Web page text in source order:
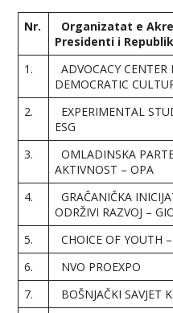
Nr.
Organizatat e
Presidenti i
1.
ADVOCACY CENTER
DEMOCRATIC
2.
EXPERIMENTAL
ESG
3.
OMLADINSKA
AKTIVNOST – OPA
4.
GRAČANIČKA
ODRŽIVI RAZVOJ –
5. CHOICE OF YOUTH
6.
NVO PROEXPO
7.
BOŠNJAČKI SAVJET